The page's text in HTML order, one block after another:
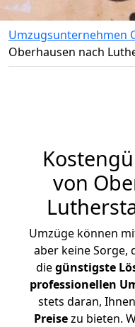
Umzugsunternehmen
Oberhausen nach
von
Umzüge können
aber keine Sorge,
diegünstigste
professionellen
stets daran, Ihnen
Preisezu bieten.